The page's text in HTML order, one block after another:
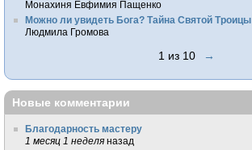
Монахиня Евфимия Пащенко
Можно ли увидеть Бога? Тайна Святой Троицы
Людмила Громова
1 из 10 →
Новые комментарии
Благодарность мастеру
1 месяц 1 неделя назад